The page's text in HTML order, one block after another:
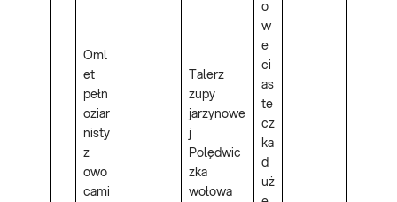
Oml
et
pełn
oziar
nisty
z
owo
cami
Talerz
zupy
jarzynowe
j
Polędwic
zka
wołowa
o
w
e
ci
as
te
cz
ka
d
uż